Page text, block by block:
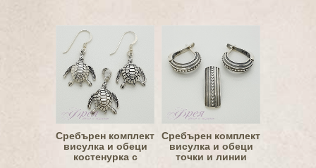
Сребърен комплект
висулка и обеци
костенурка с
Сребърен комплект
висулка и обеци
точки и линии